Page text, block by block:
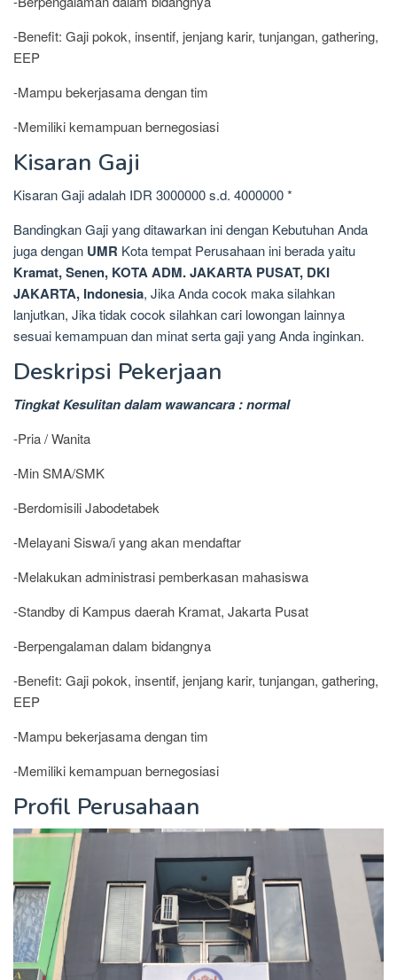
-Benefit: Gaji pokok, insentif, jenjang karir, tunjangan, gathering,
EEP
-Mampu bekerjasama dengan tim
-Memiliki kemampuan bernegosiasi
Kisaran Gaji
Kisaran Gaji adalah IDR 3000000 s.d. 4000000 *
Bandingkan Gaji yang ditawarkan ini dengan Kebutuhan Anda
juga dengan UMR Kota tempat Perusahaan ini berada yaitu
Kramat, Senen, KOTA ADM. JAKARTA PUSAT, DKI
JAKARTA, Indonesia, Jika Anda cocok maka silahkan
lanjutkan, Jika tidak cocok silahkan cari lowongan lainnya
sesuai kemampuan dan minat serta gaji yang Anda inginkan.
Deskripsi Pekerjaan
Tingkat Kesulitan dalam wawancara : normal
-Pria / Wanita
-Min SMA/SMK
-Berdomisili Jabodetabek
-Melayani Siswa/i yang akan mendaftar
-Melakukan administrasi pemberkasan mahasiswa
-Standby di Kampus daerah Kramat, Jakarta Pusat
-Berpengalaman dalam bidangnya
-Benefit: Gaji pokok, insentif, jenjang karir, tunjangan, gathering,
EEP
-Mampu bekerjasama dengan tim
-Memiliki kemampuan bernegosiasi
Profil Perusahaan